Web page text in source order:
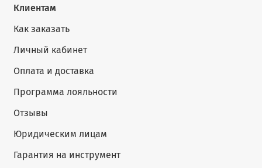
Клиентам
Как заказать
Личный кабинет
Оплата и доставка
Программа лояльности
Отзывы
Юридическим лицам
Гарантия на инструмент